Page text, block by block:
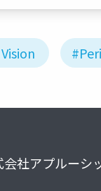
社アプルーシ